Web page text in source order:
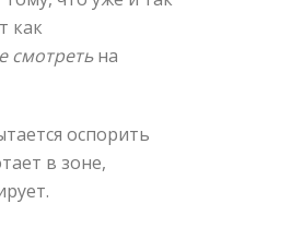
как
смотретьна
оспорить
в зоне,